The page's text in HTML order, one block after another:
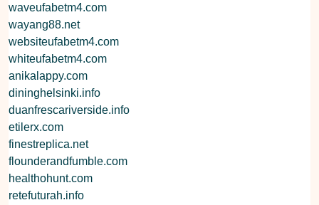
waveufabetm4.com
wayang88.net
websiteufabetm4.com
whiteufabetm4.com
anikalappy.com
dininghelsinki.info
duanfrescariverside.info
etilerx.com
finestreplica.net
flounderandfumble.com
healthohunt.com
retefuturah.info